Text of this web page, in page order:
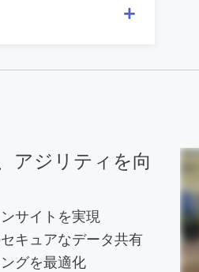
アジリティを向
サイトを実現
キュアなデータ共有
グを最適化